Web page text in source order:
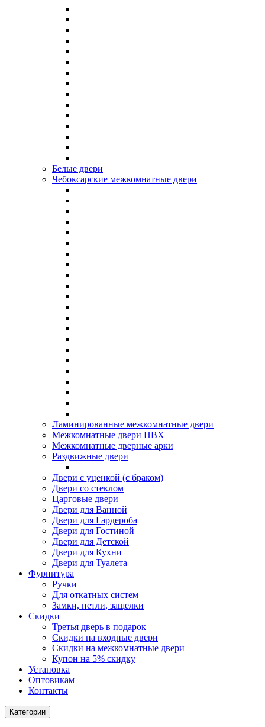
Белые двери
Чебоксарские межкомнатные двери
Ламинированные межкомнатные двери
Межкомнатные двери ПВХ
Межкомнатные дверные арки
Раздвижные двери
Двери с уценкой (с браком)
Двери со стеклом
Царговые двери
Двери для Ванной
Двери для Гардероба
Двери для Гостиной
Двери для Детской
Двери для Кухни
Двери для Туалета
Фурнитура
Ручки
Для откатных систем
Замки, петли, защелки
Скидки
Третья дверь в подарок
Скидки на входные двери
Скидки на межкомнатные двери
Купон на 5% скидку
Установка
Оптовикам
Контакты
Категории